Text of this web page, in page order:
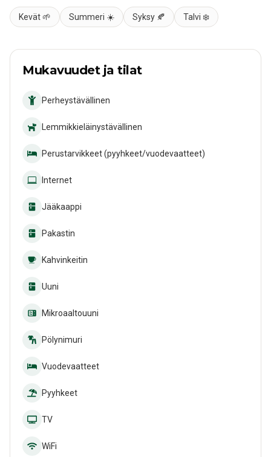
Kevät 🌱 Summeri ☀️ Syksy 🍂 Talvi ❄️
Mukavuudet ja tilat
Perheystävällinen
Lemmikkieläinystävällinen
Perustarvikkeet (pyyhkeet/vuodevaatteet)
Internet
Jääkaappi
Pakastin
Kahvinkeitin
Uuni
Mikroaaltouuni
Pölynimuri
Vuodevaatteet
Pyyhkeet
TV
WiFi